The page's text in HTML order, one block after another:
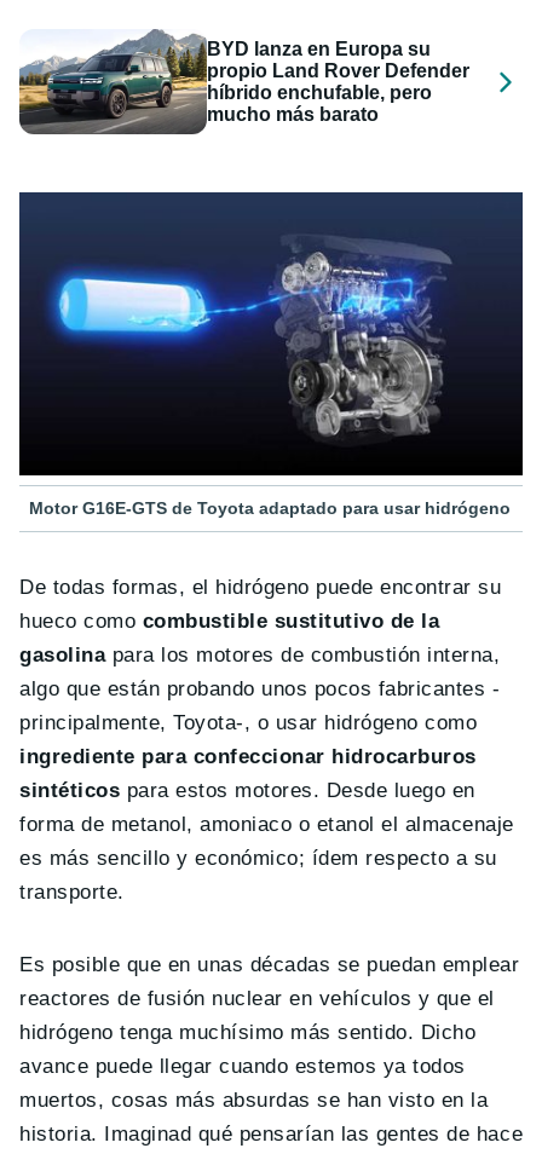
BYD lanza en Europa su
propio Land Rover Defender
híbrido enchufable, pero
mucho más barato
Motor G16E-GTS de Toyota adaptado para usar hidrógeno
De todas formas, el hidrógeno puede encontrar su
hueco como combustible sustitutivo de la
gasolinapara los motores de combustión interna,
algo que están probando unos pocos fabricantes -
principalmente, Toyota-, o usar hidrógeno como
ingrediente para confeccionar hidrocarburos
sintéticos para estos motores. Desde luego en
forma de metanol, amoniaco o etanol el almacenaje
es más sencillo y económico; ídem respecto a su
transporte.
Es posible que en unas décadas se puedan emplear
reactores de fusión nuclear en vehículos y que el
hidrógeno tenga muchísimo más sentido. Dicho
avance puede llegar cuando estemos ya todos
muertos, cosas más absurdas se han visto en la
historia. Imaginad qué pensarían las gentes de hace